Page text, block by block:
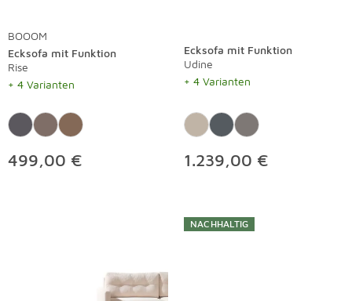
BOOOM
Ecksofa mit Funktion
Rise
+ 4 Varianten
499,00 €
Ecksofa mit Funktion
Udine
+ 4 Varianten
1.239,00 €
NACHHALTIG